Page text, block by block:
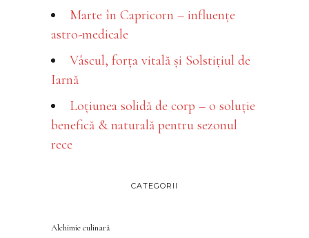
Marte în Capricorn – influențe
astro-medicale
Vâscul, forța vitală și Solstițiul de
Iarnă
Loțiunea solidă de corp – o soluție
benefică & naturală pentru sezonul
rece
CATEGORII
Alchimie culinară